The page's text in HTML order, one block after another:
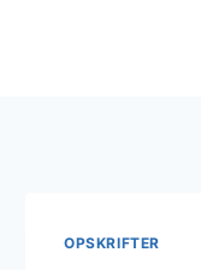
OPSKRIFTER